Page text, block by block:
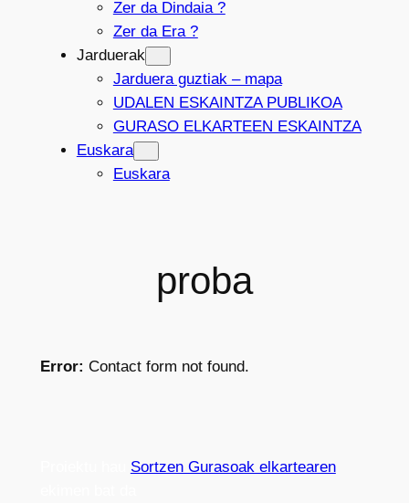
Zer da Dindaia ?
Zer da Era ?
Jarduerak
Jarduera guztiak – mapa
UDALEN ESKAINTZA PUBLIKOA
GURASO ELKARTEEN ESKAINTZA
Euskara
Euskara
proba
Error: Contact form not found.
Sortzen Gurasoak elkartearen